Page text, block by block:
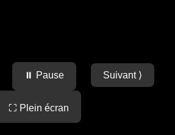
⏸ Pause Suivant ⟩
⛶ Plein écran